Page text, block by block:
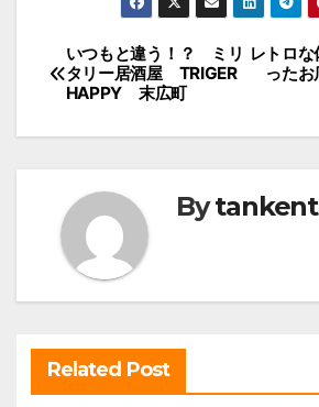
投
稿
ー
シ
レトロ
った
いつもと違う！？ ミリ
タリー居酒屋 TRIGER
HAPPY 末広町
By
Related Post